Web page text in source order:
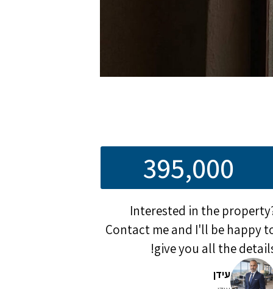
395,000
Interested in the
Contact me and I'll be happy
give you all the
עידן